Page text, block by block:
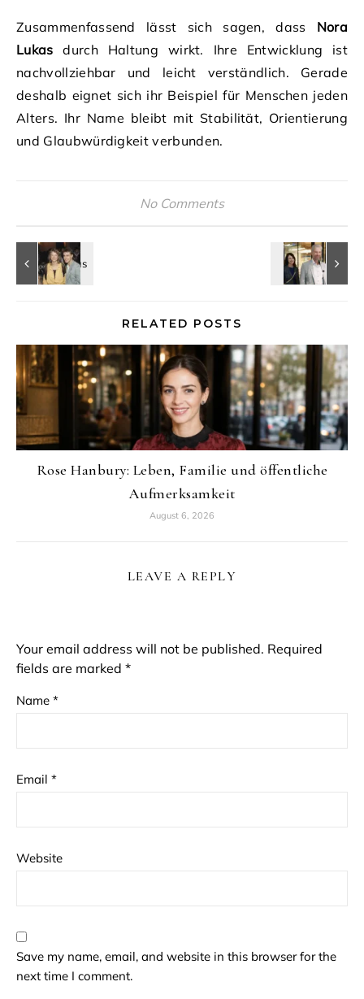
Zusammenfassend lässt sich sagen, dass Nora
Lukas durch Haltung wirkt. Ihre Entwicklung ist
nachvollziehbar und leicht verständlich. Gerade
deshalb eignet sich ihr Beispiel für Menschen jeden
Alters. Ihr Name bleibt mit Stabilität, Orientierung
und Glaubwürdigkeit verbunden.
No Comments
RELATED POSTS
Rose Hanbury: Leben, Familie und öffentliche
Aufmerksamkeit
August 6, 2026
LEAVE A REPLY
Your email address will not be published. Required
fields are marked *
Name *
Email *
Website
Save my name, email, and website in this browser for the
next time I comment.